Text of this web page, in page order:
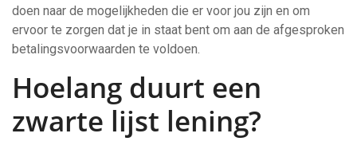
doen naar de mogelijkheden die er voor jou zijn en om
ervoor te zorgen dat je in staat bent om aan de afgesproken
betalingsvoorwaarden te voldoen.
Hoelang duurt een
zwarte lijst lening?